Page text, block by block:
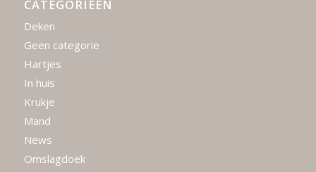
CATEGORIEËN
Deken
Geen categorie
Hartjes
In huis
Krukje
Mand
News
Omslagdoek